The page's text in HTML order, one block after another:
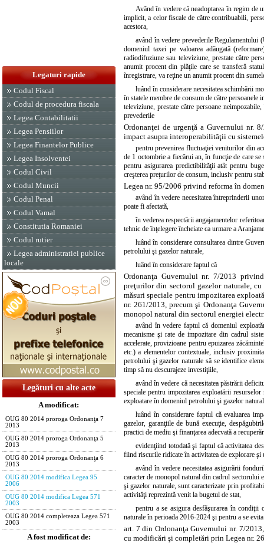
Legaturi rapide
Codul Fiscal
Codul de procedura fiscala
Legea Contabilitatii
Legea Pensiilor
Legea Finantelor Publice
Legea Insolventei
Codul Civil
Codul Muncii
Codul Penal
Codul Vamal
Constitutia Romaniei
Codul rutier
Legea administratiei publice
locale
Legături cu alte acte
A modificat:
OUG 80 2014 proroga Ordonanţa 7
2013
OUG 80 2014 proroga Ordonanţa 5
2013
OUG 80 2014 proroga Ordonanţa 6
2013
OUG 80 2014 modifica Legea 95
2006
OUG 80 2014 modifica Legea 571
2003
OUG 80 2014 completeaza Legea 571
2003
A fost modificat de:
Având în vedere că neadoptarea în regim
implicit, a celor fiscale de către contribuabili,
acestora,
având în vedere prevederile
domeniul taxei pe valoarea adăugată
radiodifuziune sau televiziune, prestate către
anumit procent din plăţile care se transferă
înregistrare, va reţine un anumit procent din
luând în considerare necesitatea schimbării
în statele membre de consum de către
televiziune, prestate către persoane
prevederile
Ordonanţei de urgenţă a Guvernului nr.
impact asupra interoperabilităţii cu
pentru prevenirea fluctuaţiei veniturilor din
de 1 octombrie a fiecărui an, în funcţie de care
pentru asigurarea predictibilităţii atât pentru
creşterea preţurilor de consum, inclusiv pentru
Legea nr. 95/2006 privind reforma în
având în vedere necesitatea întreprinderii
poate fi afectată,
în vederea respectării angajamentelor
tehnic de înţelegere încheiate ca urmare a
luând în considerare consultarea dintre
petrolului şi gazelor naturale,
luând în considerare faptul că
Ordonanţa Guvernului nr. 7/2013
preţurilor din sectorul gazelor naturale,
măsuri speciale pentru impozitarea
nr. 261/2013, precum şi Ordonanţa
monopol natural din sectorul energiei
având în vedere faptul că domeniul
mecanisme şi rate de impozitare din cadrul
accelerate, provizioane pentru epuizarea
etc.) a elementelor contextuale, inclusiv
petrolului şi gazelor naturale să se identifice
timp să nu descurajeze investiţiile,
având în vedere că necesitatea păstrării
speciale pentru impozitarea exploatării
exploatare în domeniul petrolului şi gazelor
luând în considerare faptul că evaluarea
gazelor, garanţiile de bună execuţie,
practici de mediu şi finanţarea adecvată a
evidenţiind totodată şi faptul că activitatea
fiind riscurile ridicate în activitatea de explorare
având în vedere necesitatea asigurării
caracter de monopol natural din cadrul sectorului
şi gazelor naturale, sunt caracterizate prin
activităţi reprezintă venit la bugetul de stat,
pentru a se asigura desfăşurarea în
naturale în perioada 2016-2024 şi pentru a se
art. 7 din Ordonanţa Guvernului nr. 7/
cu modificări şi completări prin Legea nr.